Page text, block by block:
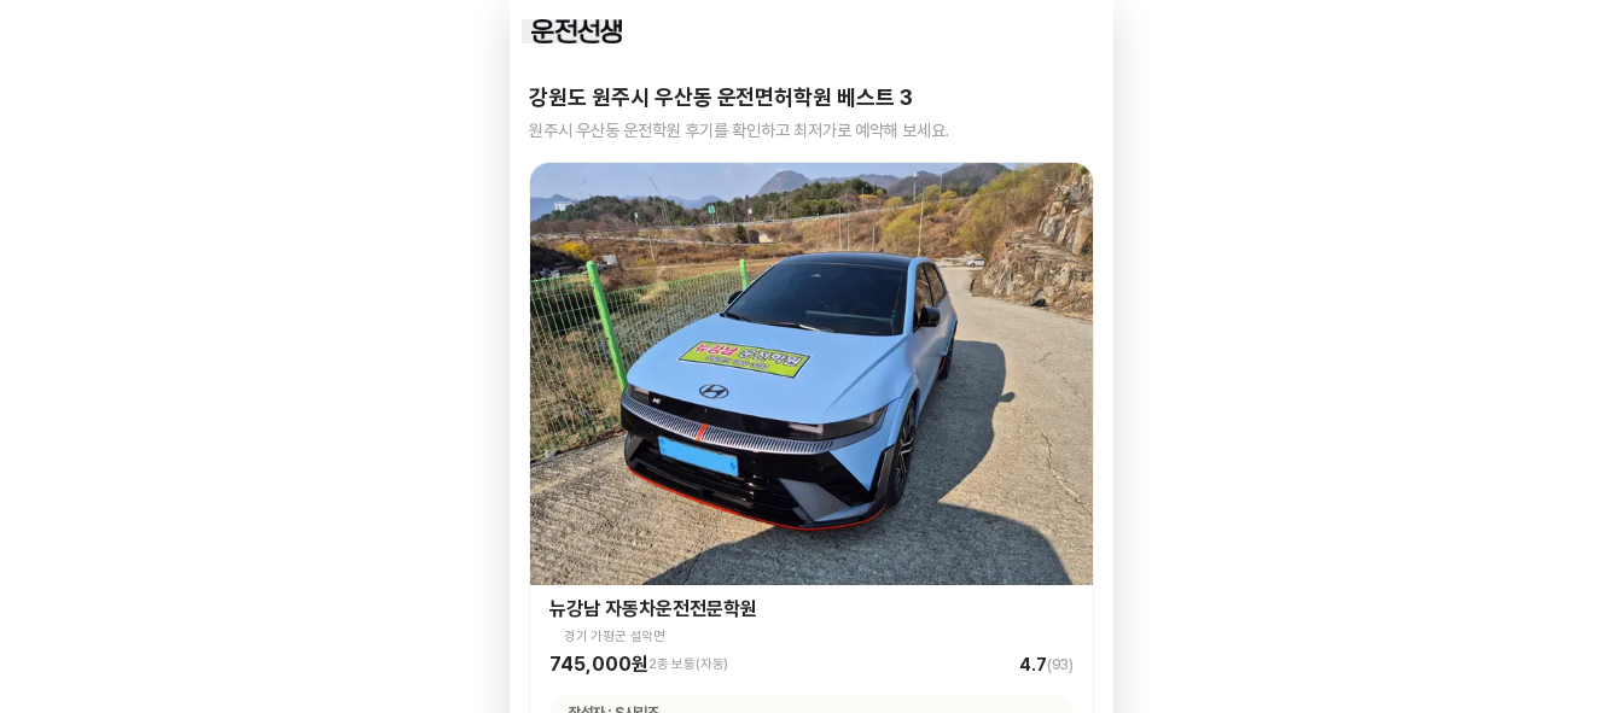
강원도 원주시 우산동 운전면허학원 베스트3
원주시 우산동 운전학원 후기를 확인하고 최저가로 예약해 보세요.
뉴강남 자동차운전전문학원
경기 가평군 설악면
745,000원 2종 보통(자동) 4.7(93)